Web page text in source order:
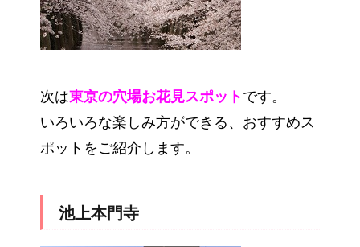
次は東京の穴場お花見スポット です。
いろいろな楽しみ方ができる、おすすめス
ポットをご紹介します。
池上本門寺